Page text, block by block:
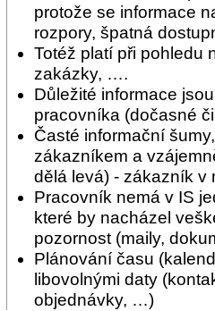
protože se informace
rozpory, špatná
Totéž platí při pohledu
zakázky, ….
Důležité informace
pracovníka (dočasné
Časté informační
zákazníkem a
dělá levá) - zákazník v
Pracovník nemá v IS
které by nacházel
pozornost (maily,
Plánování času
libovolnými daty
objednávky, …)